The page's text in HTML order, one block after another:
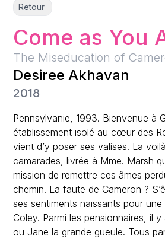
Retour
Come as You
The Miseducation of
Desiree Akhavan
2018
Pennsylvanie, 1993. Bienvenue à
établissement isolé au cœur des
vient d’y poser ses valises. La
camarades, livrée à Mme. Marsh
mission de remettre ces âmes
chemin. La faute de Cameron ?
ses sentiments naissants pour
Coley. Parmi les pensionnaires, il y
ou Jane la grande gueule. Tous